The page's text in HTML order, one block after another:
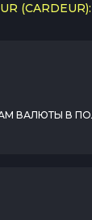
(CARDEUR):
ВАЛЮТЫ В